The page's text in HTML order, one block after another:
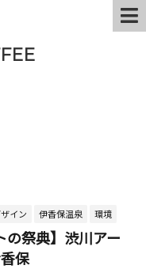
イン 伊香保温泉 環境
の祭典】渋川アー
保